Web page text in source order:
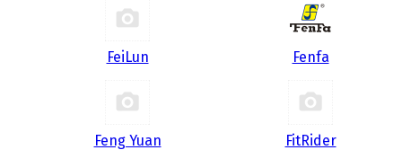
FeiLun Fenfa
Feng Yuan FitRider